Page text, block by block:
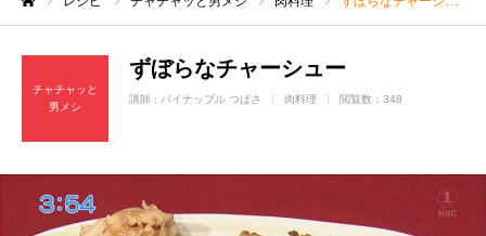
チャチャッと
男メシ
ずぼらなチャーシュー
講師 : パイナップル つばさ 肉料理 閲覧数：348